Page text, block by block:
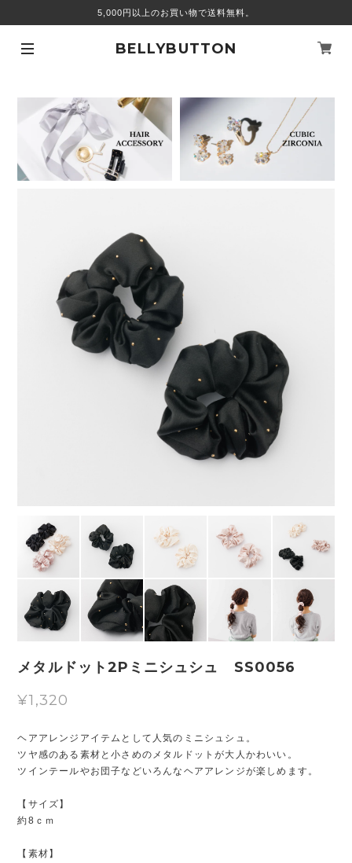
5,000円以上のお買い物で送料無料。
BELLYBUTTON
メタルドット2Pミニシュシュ SS0056
¥1,320
ヘアアレンジアイテムとして人気のミニシュシュ。
ツヤ感のある素材と小さめのメタルドットが大人かわいい。
ツインテールやお団子などいろんなヘアアレンジが楽しめます。
【サイズ】
約8ｃｍ
【素材】